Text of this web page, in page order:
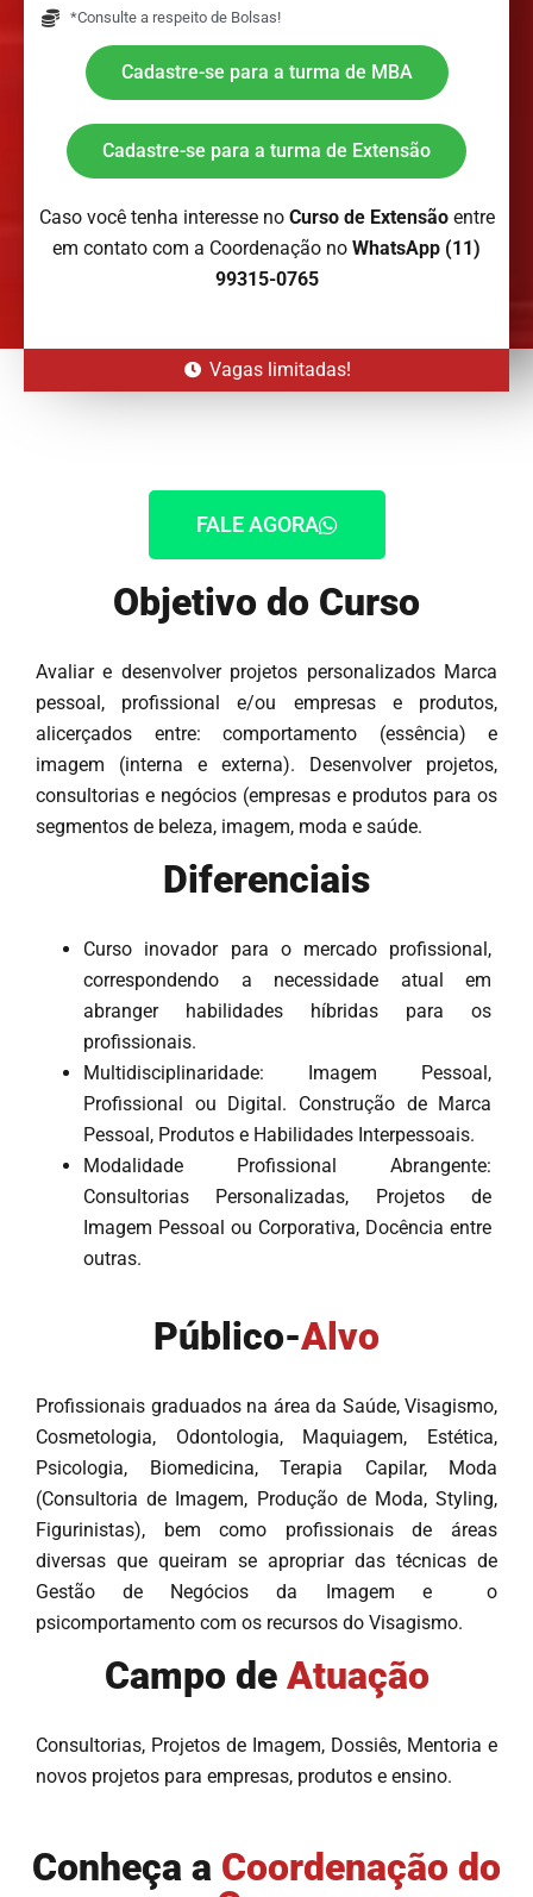
*Consulte a respeito de Bolsas!
Cadastre-se para a turma de MBA
Cadastre-se para a turma de Extensão
Caso você tenha interesse no Curso de Extensãoentre
em contato com a Coordenação no WhatsApp (11)
99315-0765
Vagas limitadas!
FALE AGORA
Objetivo do Curso
Avaliar e desenvolver projetos personalizados Marca
pessoal, profissional e/ou empresas e produtos,
alicerçados entre: comportamento (essência) e
imagem (interna e externa). Desenvolver projetos,
consultorias e negócios (empresas e produtos para os
segmentos de beleza, imagem, moda e saúde.
Diferenciais
Curso inovador para o mercado profissional,
correspondendo a necessidade atual em
abranger habilidades híbridas para os
profissionais.
Multidisciplinaridade: Imagem Pessoal,
Profissional ou Digital. Construção de Marca
Pessoal, Produtos e Habilidades Interpessoais.
Modalidade Profissional Abrangente:
Consultorias Personalizadas, Projetos de
Imagem Pessoal ou Corporativa, Docência entre
outras.
Público-Alvo
Profissionais graduados na área da Saúde, Visagismo,
Cosmetologia, Odontologia, Maquiagem, Estética,
Psicologia, Biomedicina, Terapia Capilar, Moda
(Consultoria de Imagem, Produção de Moda, Styling,
Figurinistas), bem como profissionais de áreas
diversas que queiram se apropriar das técnicas de
Gestão de Negócios da Imagem e o
psicomportamento com os recursos do Visagismo.
Campo deAtuação
Consultorias, Projetos de Imagem, Dossiês, Mentoria e
novos projetos para empresas, produtos e ensino.
Conheça a Coordenação do